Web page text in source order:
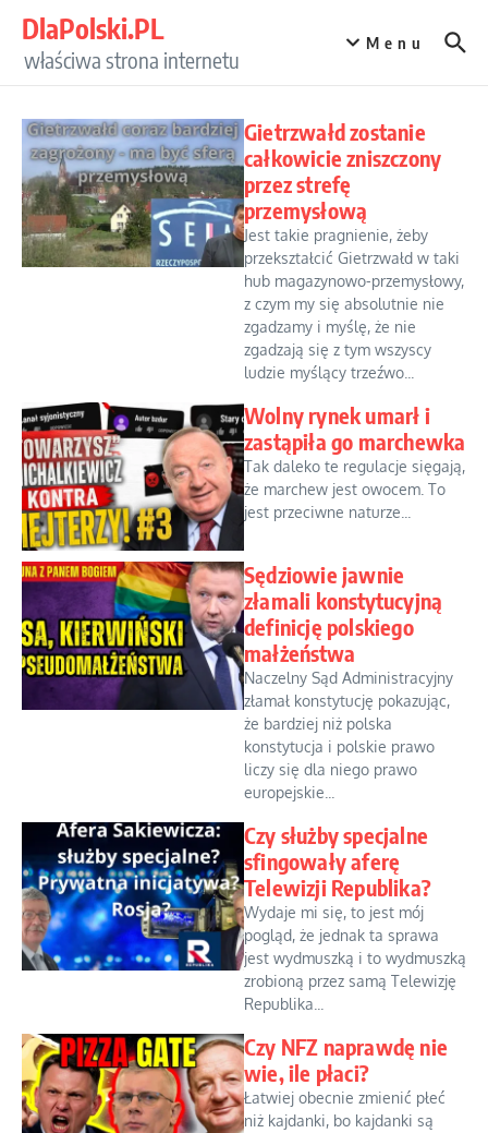
DlaPolski.PL
właściwa strona internetu
Menu
Gietrzwałd zostanie
całkowicie zniszczony
przez strefę
przemysłową
Jest takie pragnienie, żeby
przekształcić Gietrzwałd w taki
hub magazynowo-przemysłowy,
z czym my się absolutnie nie
zgadzamy i myślę, że nie
zgadzają się z tym wszyscy
ludzie myślący trzeźwo...
Wolny rynek umarł i
zastąpiła go marchewka
Tak daleko te regulacje sięgają,
że marchew jest owocem. To
jest przeciwne naturze...
Sędziowie jawnie
złamali konstytucyjną
definicję polskiego
małżeństwa
Naczelny Sąd Administracyjny
złamał konstytucję pokazując,
że bardziej niż polska
konstytucja i polskie prawo
liczy się dla niego prawo
europejskie...
Czy służby specjalne
sfingowały aferę
Telewizji Republika?
Wydaje mi się, to jest mój
pogląd, że jednak ta sprawa
jest wydmuszką i to wydmuszką
zrobioną przez samą Telewizję
Republika...
Czy NFZ naprawdę nie
wie, ile płaci?
Łatwiej obecnie zmienić płeć
niż kajdanki, bo kajdanki są